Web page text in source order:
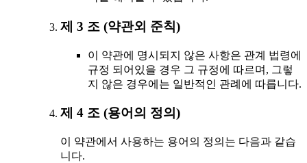
제 3 조 (약관외 준칙)
이 약관에 명시되지 않은 사항은 관계 법령에
규정 되어있을 경우 그 규정에 따르며, 그렇
지 않은 경우에는 일반적인 관례에 따릅니다.
제 4 조 (용어의 정의)
이 약관에서 사용하는 용어의 정의는 다음과 같습
니다.